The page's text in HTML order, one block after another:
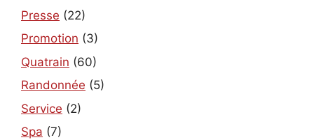
Presse (22)
Promotion (3)
Quatrain (60)
Randonnée (5)
Service (2)
Spa (7)